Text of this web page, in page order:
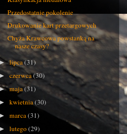
Przedostatnie pokolenie
Drukowanie kart przetargowych
Chyża Krawcowa powstanką na
nasze czasy?
lipca(31)
►czerwca(30)
maja(31)
►kwietnia(30)
►marca(31)
►lutego(29)